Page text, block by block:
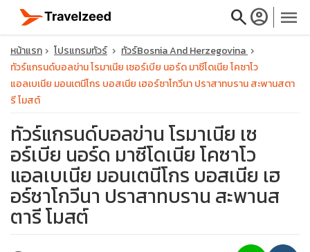
searchaccount_circle menu
travel_explore
calendar_month
หน้าแรก โปรแกรมทัวร์
ทัวร์Bosnia And Herzegovina
ทัวร์แกรนด์บอลข่าน โรมาเนีย เซอร์เบีย นอร์ด มาซีโดเนีย โคซาโว
แอลเบเนีย มอนเตนีโกร บอสเนีย เฮอร์ซาโกวีนา ปราสาทบราน สะพานสตา
รี โมสต์
ทัวร์แกรนด์บอลข่าน โรมาเนีย เซ
อร์เบีย นอร์ด มาซีโดเนีย โคซาโว
แอลเบเนีย มอนเตนีโกร บอสเนีย เฮ
อร์ซาโกวีนา ปราสาทบราน สะพานส
ตารี โมสต์